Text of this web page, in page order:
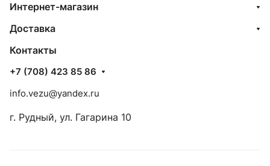
Интернет-магазин
Доставка
Контакты
+7 (708) 423 85 86
info.vezu@yandex.ru
г. Рудный, ул. Гагарина 10